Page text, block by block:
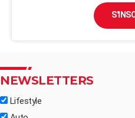
NEWSLETTERS
Lifestyle